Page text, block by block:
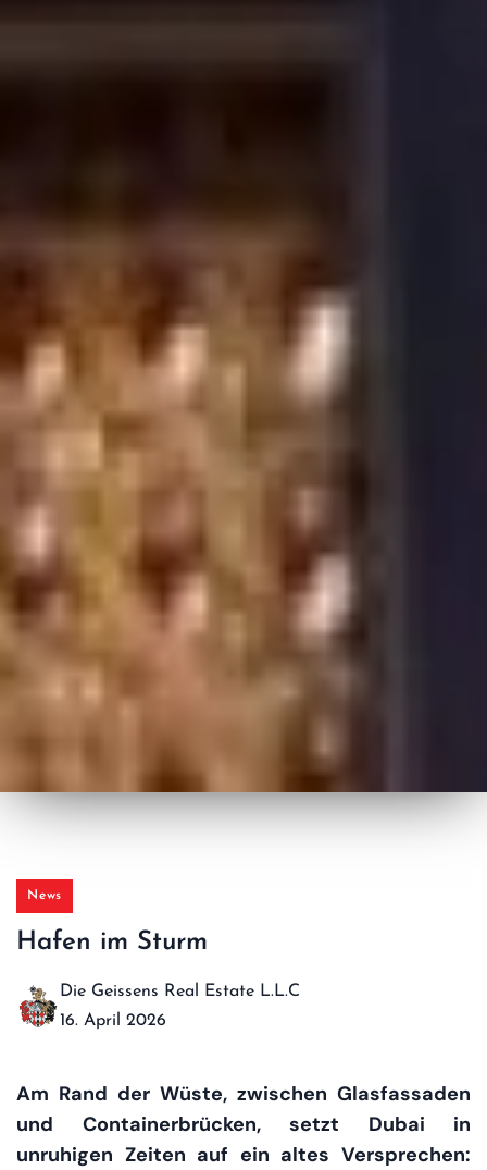
News
Hafen im Sturm
Die Geissens Real Estate L.L.C
16. April 2026
Am Rand der Wüste, zwischen Glasfassaden
und Containerbrücken, setzt Dubai in
unruhigen Zeiten auf ein altes Versprechen: